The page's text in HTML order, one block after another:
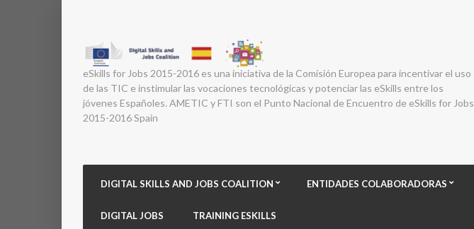
eSkills for Jobs 2015-2016 es una iniciativa de la Comisión Europea para incentivar el uso
de las TIC e instimular las vocaciones tecnológicas y potenciar las eSkills entre los
jóvenes Españoles. AMETIC y FTI son el Punto Nacional de Encuentro de eSkills for Jobs
2015-2016 Spain
DIGITAL SKILLS AND JOBS COALITION ENTIDADES COLABORADORAS
DIGITAL JOBS TRAINING ESKILLS